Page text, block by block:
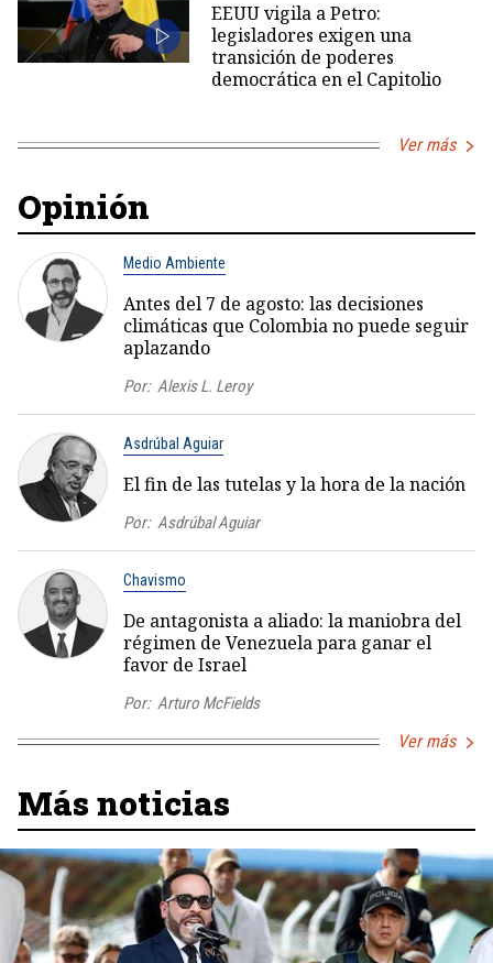
EEUU vigila a Petro:
legisladores exigen una
transición de poderes
democrática en el Capitolio
Ver más
Opinión
Medio Ambiente
Antes del 7 de agosto: las decisiones
climáticas que Colombia no puede seguir
aplazando
Por: Alexis L. Leroy
Asdrúbal Aguiar
El fin de las tutelas y la hora de la nación
Por: Asdrúbal Aguiar
Chavismo
De antagonista a aliado: la maniobra del
régimen de Venezuela para ganar el
favor de Israel
Por: Arturo McFields
Ver más
Más noticias